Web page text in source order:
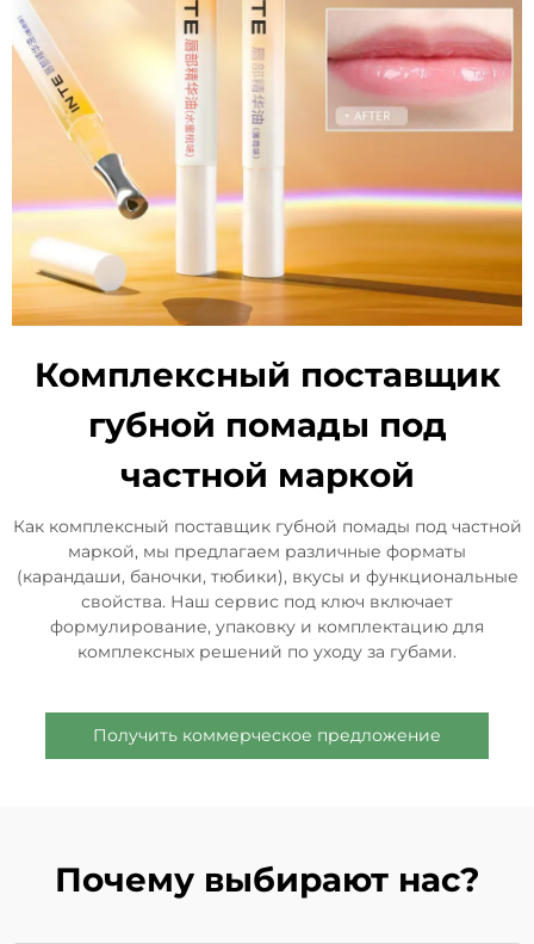
Комплексный поставщик
губной помады под
частной маркой
Как комплексный поставщик губной помады под частной
маркой, мы предлагаем различные форматы
(карандаши, баночки, тюбики), вкусы и функциональные
свойства. Наш сервис под ключ включает
формулирование, упаковку и комплектацию для
комплексных решений по уходу за губами.
Получить коммерческое предложение
Почему выбирают нас?